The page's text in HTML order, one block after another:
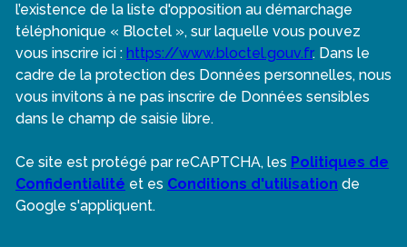
l’existence de la liste d'opposition au démarchage
téléphonique « Bloctel », sur laquelle vous pouvez
vous inscrire ici : https://www.bloctel.gouv.fr. Dans le
cadre de la protection des Données personnelles, nous
vous invitons à ne pas inscrire de Données sensibles
dans le champ de saisie libre.
Ce site est protégé par reCAPTCHA, les Politiques de
Confidentialité et es Conditions d'utilisation de
Google s'appliquent.